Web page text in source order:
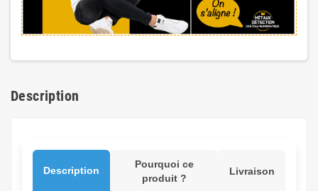
Description
Description
Pourquoi ce
produit ?
Livraison